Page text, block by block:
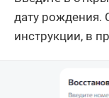
дату рождения.
инструкции, в